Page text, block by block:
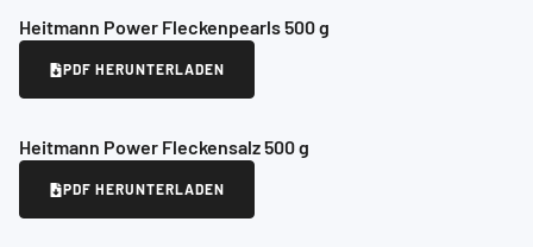
Heitmann Power Fleckenpearls 500 g
PDF HERUNTERLADEN
Heitmann Power Fleckensalz 500 g
PDF HERUNTERLADEN